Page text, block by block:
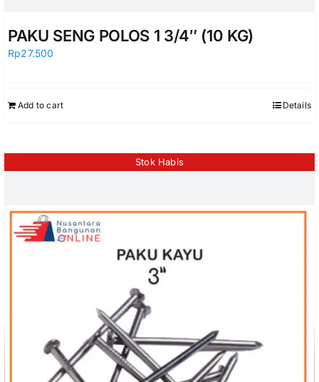
PAKU SENG POLOS 1 3/4″ (10 KG)
Rp27.500
Add to cart Details
Stok Habis